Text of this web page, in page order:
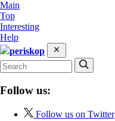
Main
Top
Interesting
Help
periskop
Follow us:
Follow us on Twitter